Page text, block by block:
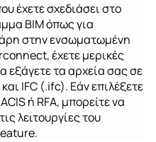
έχετε σχεδιάσει στο
BIM όπως για
στην ενσωματωμένη
έχετε μερικές
εξάγετε τα αρχεία σας σε
IFC (.ifc). Εάν επιλέξετε
ή RFA, μπορείτε να
λειτουργίες του